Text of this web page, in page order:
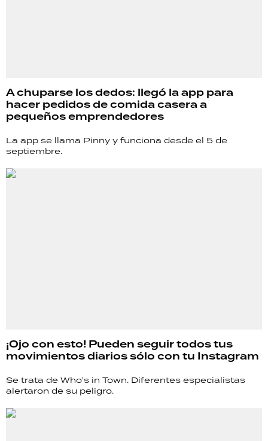
A chuparse los dedos: llegó la app para
hacer pedidos de comida casera a
pequeños emprendedores
La app se llama Pinny y funciona desde el 5 de
septiembre.
¡Ojo con esto! Pueden seguir todos tus
movimientos diarios sólo con tu Instagram
Se trata de Who's in Town. Diferentes especialistas
alertaron de su peligro.